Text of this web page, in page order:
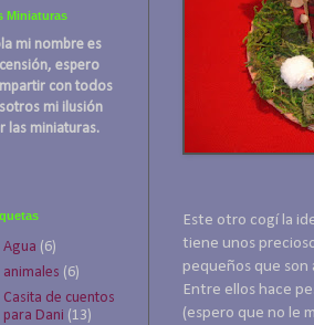
Este otro cogí la
tiene unos
pequeños que son
Entre ellos hace
(espero que no le
Miniaturas
mi nombre es
espero
con todos
mi ilusión
las miniaturas.
Agua (6)
animales (6)
Casita de cuentos
para Dani (13)